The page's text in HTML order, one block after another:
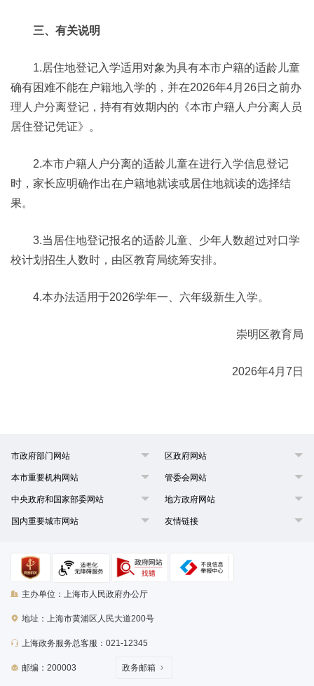
三、有关说明
1.居住地登记入学适用对象为具有本市户籍的适龄儿童
确有困难不能在户籍地入学的，并在2026年4月26日之前办
理人户分离登记，持有有效期内的《本市户籍人户分离人员
居住登记凭证》。
2.本市户籍人户分离的适龄儿童在进行入学信息登记
时，家长应明确作出在户籍地就读或居住地就读的选择结
果。
3.当居住地登记报名的适龄儿童、少年人数超过对口学
校计划招生人数时，由区教育局统筹安排。
4.本办法适用于2026学年一、六年级新生入学。
崇明区教育局
2026年4月7日
市政府部门网站 区政府网站
本市重要机构网站 管委会网站
中央政府和国家部委网站 地方政府网站
国内重要城市网站 友情链接
主办单位：上海市人民政府办公厅
地址：上海市黄浦区人民大道200号
上海政务服务总客服：021-12345
邮编：200003 政务邮箱